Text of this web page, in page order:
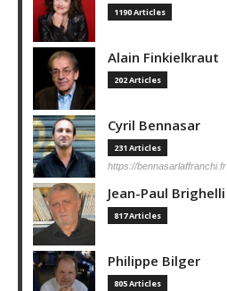
1190 Articles
Alain Finkielkraut
202 Articles
Cyril Bennasar
231 Articles
https://bennasarlaffranchi.fr
Jean-Paul Brighelli
817 Articles
Philippe Bilger
805 Articles